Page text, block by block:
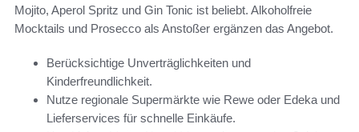
Mojito, Aperol Spritz und Gin Tonic ist beliebt. Alkoholfreie
Mocktails und Prosecco als Anstoßer ergänzen das Angebot.
Berücksichtige Unverträglichkeiten und
Kinderfreundlichkeit.
Nutze regionale Supermärkte wie Rewe oder Edeka und
Lieferservices für schnelle Einkäufe.